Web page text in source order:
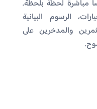
مباشرة لحظة بلحظة.
الرسوم البيانية
والمدخرين على